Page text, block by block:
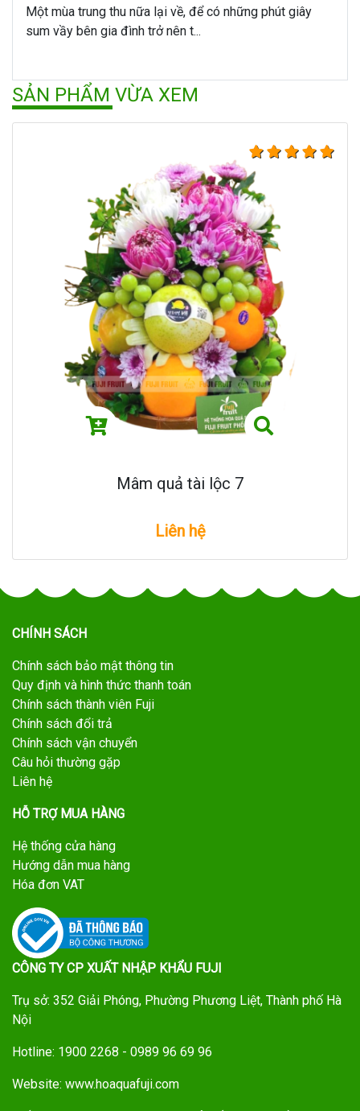
Một mùa trung thu nữa lại về, để có những phút giây
sum vầy bên gia đình trở nên t...
SẢN PHẨM VỪA XEM
Mâm quả tài lộc 7
Liên hệ
CHÍNH SÁCH
Chính sách bảo mật thông tin
Quy định và hình thức thanh toán
Chính sách thành viên Fuji
Chính sách đổi trả
Chính sách vận chuyển
Câu hỏi thường gặp
Liên hệ
HỖ TRỢ MUA HÀNG
Hệ thống cửa hàng
Hướng dẫn mua hàng
Hóa đơn VAT
CÔNG TY CP XUẤT NHẬP KHẨU FUJI
Trụ sở: 352 Giải Phóng, Phường Phương Liệt, Thành phố Hà
Nội
Hotline: 1900 2268 - 0989 96 69 96
Website: www.hoaquafuji.com